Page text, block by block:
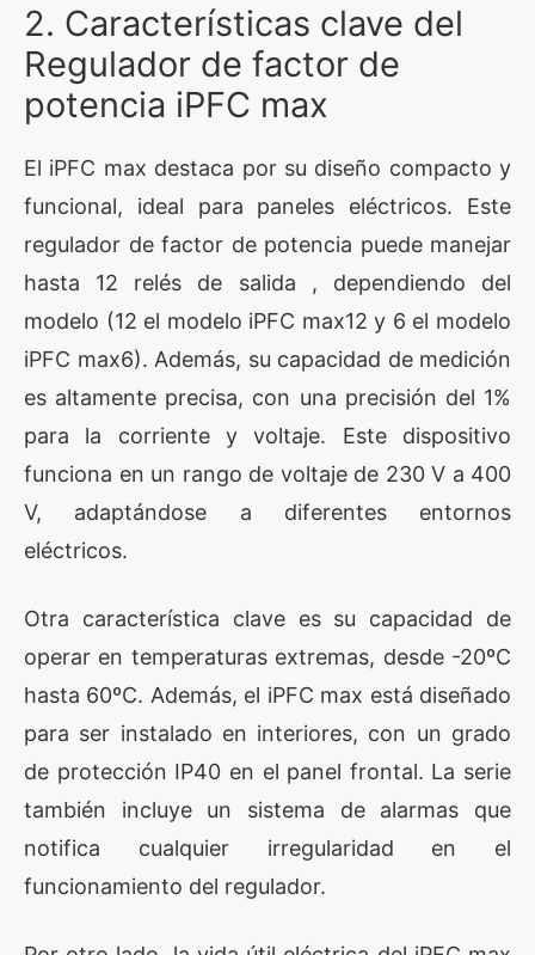
2. Características clave del
Regulador de factor de
potencia iPFC max
El iPFC max destaca por su diseño compacto y
funcional, ideal para paneles eléctricos. Este
regulador de factor de potencia puede manejar
hasta 12 relés de salida , dependiendo del
modelo (12 el modelo iPFC max12 y 6 el modelo
iPFC max6). Además, su capacidad de medición
es altamente precisa, con una precisión del 1%
para la corriente y voltaje. Este dispositivo
funciona en un rango de voltaje de 230 V a 400
V, adaptándose a diferentes entornos
eléctricos.
Otra característica clave es su capacidad de
operar en temperaturas extremas, desde -20ºC
hasta 60ºC. Además, el iPFC max está diseñado
para ser instalado en interiores, con un grado
de protección IP40 en el panel frontal. La serie
también incluye un sistema de alarmas que
notifica cualquier irregularidad en el
funcionamiento del regulador.